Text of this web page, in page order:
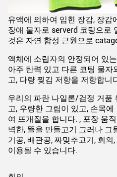
유액에 의하여 입힌 장갑, 장갑
장애 물자로 serverd 코팅으로
것은 자연 합성 근원으로
액체에 소립자의 안정되어 있
아주 탄력 있고 다른 코팅 물자
고, 다량 찢김 저항을 저항합니
우리의 파란 나일론/검정 거품
고, 우량한 그립이 있고, 손목
여 뜨개질을 합니다. , 포장 움
벽한, 뜰을 만들고기 그러나 그
기공, 배관공, 짜맞추고기, 회
이용될 수 있습니다.